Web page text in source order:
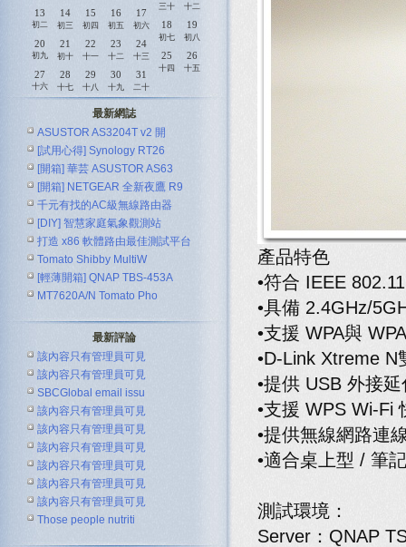
產品特色
•符合 IEEE
•具備 2.4GHz/
•支援 WPA與
•D-Link Xtreme
•提供 USB 外接
•支援 WPS Wi-Fi
•提供無線網路連
•適合桌上型 / 筆
測試環境：
Server：QNAP
三十 十二
13
初二
14
初三
15
初四
16
初五
17
初六 18
初七
19
初八
20
初九
21
初十
22
十一
23
十二
24
十三 25
十四
26
十五
27
十六
28
十七
29
十八
30
十九
31
二十
最新網誌
ASUSTOR AS3204T v2 開
[試用心得] Synology RT26
[開箱] 華芸 ASUSTOR AS63
[開箱] NETGEAR 全新夜鷹 R9
千元有找的AC級無線路由器
ASUS R
[DIY] 智慧家庭氣象觀測站
打造 x86 軟體路由最佳測試平台
Tomato Shibby MultiW
[輕薄開箱] QNAP TBS-453A
MT7620A/N Tomato Pho
最新評論
該內容只有管理員可見
該內容只有管理員可見
SBCGlobal email issu
該內容只有管理員可見
該內容只有管理員可見
該內容只有管理員可見
該內容只有管理員可見
該內容只有管理員可見
該內容只有管理員可見
Those people nutriti